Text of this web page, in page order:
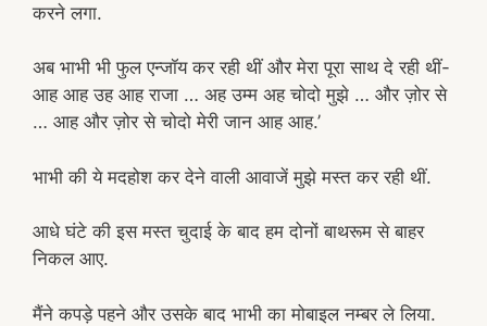
करने लगा.
अब भाभी भी फुल एन्जॉय कर रही थीं और मेरा पूरा साथ दे रही थीं-
आह आह उह आह राजा … अह उम्म अह चोदो मुझे … और ज़ोर से
… आह और ज़ोर से चोदो मेरी जान आह आह.’
भाभी की ये मदहोश कर देने वाली आवाजें मुझे मस्त कर रही थीं.
आधे घंटे की इस मस्त चुदाई के बाद हम दोनों बाथरूम से बाहर
निकल आए.
मैंने कपड़े पहने और उसके बाद भाभी का मोबाइल नम्बर ले लिया.